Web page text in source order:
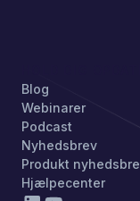
Blog
Webinarer
Podcast
Nyhedsbrev
Produkt
Hjælpecenter